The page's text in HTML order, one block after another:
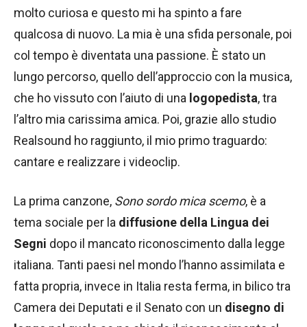
molto curiosa e questo mi ha spinto a fare
qualcosa di nuovo. La mia è una sfida personale, poi
col tempo è diventata una passione. È stato un
lungo percorso, quello dell’approccio con la musica,
che ho vissuto con l’aiuto di una logopedista, tra
l’altro mia carissima amica. Poi, grazie allo studio
Realsound ho raggiunto, il mio primo traguardo:
cantare e realizzare i videoclip.
La prima canzone, Sono sordo mica scemo, è a
tema sociale per la diffusione della Lingua dei
Segni dopo il mancato riconoscimento dalla legge
italiana. Tanti paesi nel mondo l’hanno assimilata e
fatta propria, invece in Italia resta ferma, in bilico tra
Camera dei Deputati e il Senato con un disegno di